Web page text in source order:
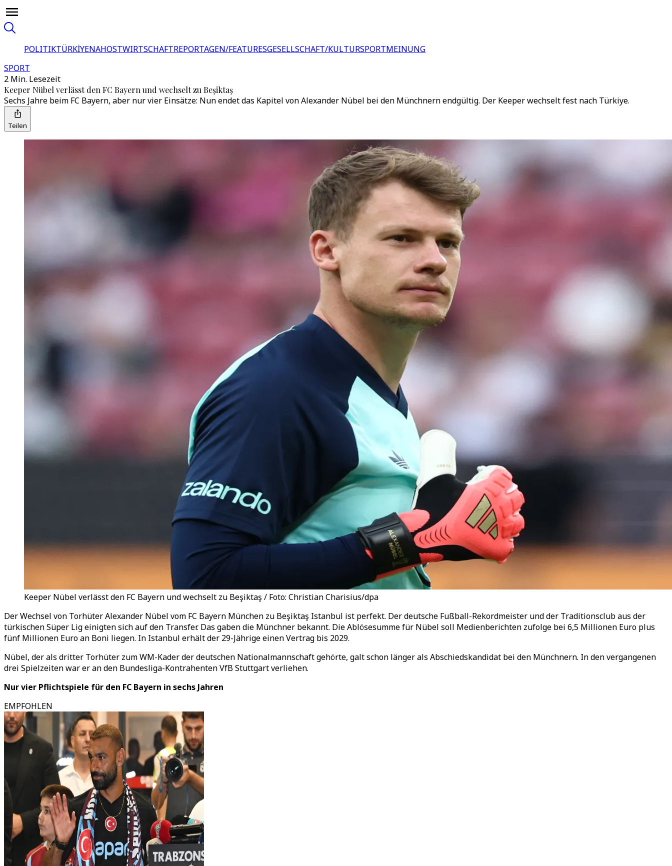
POLITIKTÜRKİYENAHOSTWIRTSCHAFTREPORTAGEN/FEATURESGESELLSCHAFT/KULTURSPORTMEINUNG
SPORT
2 Min. Lesezeit
Keeper Nübel verlässt den FC Bayern und wechselt zu Beşiktaş
Sechs Jahre beim FC Bayern, aber nur vier Einsätze: Nun endet das Kapitel von Alexander Nübel bei den Münchnern endgültig. Der Keeper wechselt fest nach Türkiye.
Teilen
Keeper Nübel verlässt den FC Bayern und wechselt zu Beşiktaş / Foto: Christian Charisius/dpa
Der Wechsel von Torhüter Alexander Nübel vom FC Bayern München zu Beşiktaş Istanbul ist perfekt. Der deutsche Fußball-Rekordmeister und der Traditionsclub aus der
türkischen Süper Lig einigten sich auf den Transfer. Das gaben die Münchner bekannt. Die Ablösesumme für Nübel soll Medienberichten zufolge bei 6,5 Millionen Euro plus
fünf Millionen Euro an Boni liegen. In Istanbul erhält der 29-Jährige einen Vertrag bis 2029.
Nübel, der als dritter Torhüter zum WM-Kader der deutschen Nationalmannschaft gehörte, galt schon länger als Abschiedskandidat bei den Münchnern. In den vergangenen
drei Spielzeiten war er an den Bundesliga-Kontrahenten VfB Stuttgart verliehen.
Nur vier Pflichtspiele für den FC Bayern in sechs Jahren
EMPFOHLEN